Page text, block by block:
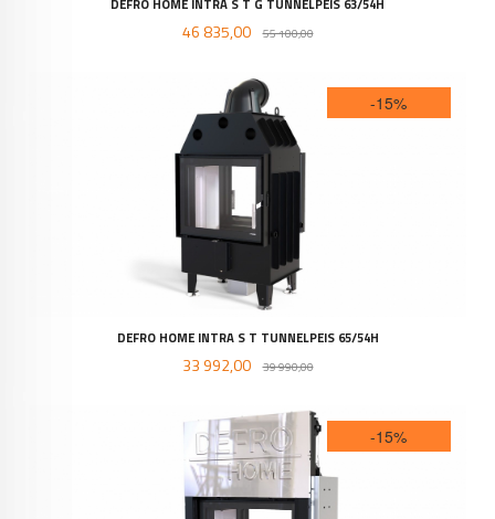
Tilbud
46 835,00 55 100,00Rabatt
DEFRO HOME INTRA S T TUNNELPEIS 65/54H
Tilbud
33 992,00 39 990,00Rabatt
-15%
-15%